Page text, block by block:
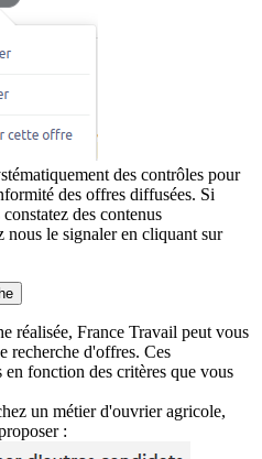
des contrôles pour
des offres diffusées. Si
des contenus
nous le signaler en cliquant sur
réalisée, France Travail peut vous
recherche d'offres. Ces
en fonction des critères que vous
un métier d'ouvrier agricole,
: